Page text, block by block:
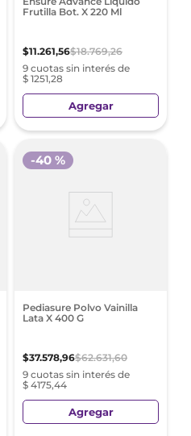
Frutilla Bot. X 220 Ml
$11.261,56$18.769,26
9 cuotas sin interés de
$ 1251,28
Agregar
Pediasure Polvo Vainilla
Lata X 400 G
$37.578,96$62.631,60
9 cuotas sin interés de
$ 4175,44
-40 %
Agregar